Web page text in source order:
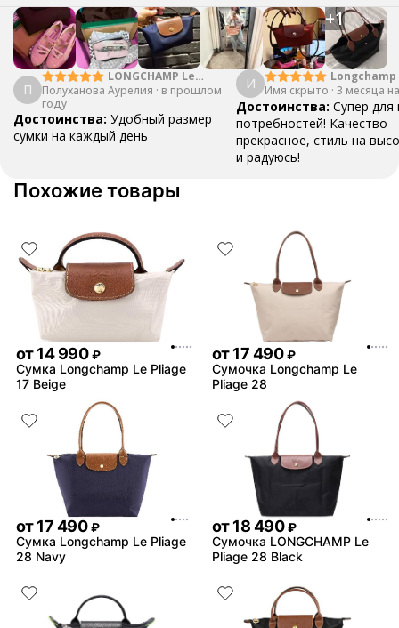
+1
П
LONGCHAMP Le
Pliage Green 23
Полуханова Аурелия · в прошлом
году
Достоинства: Удобный размер
сумки на каждый день
И
Имя скрыто · 3 месяца
Достоинства: Супер для
потребностей! Качество
прекрасное, стиль на
и радуюсь!
Похожие товары
от14 990 ₽
Сумка Longchamp Le Pliage
17 Beige
от17 490 ₽
Сумочка Longchamp Le
Pliage 28
от17 490 ₽
Сумка Longchamp Le Pliage
28 Navy
от18 490 ₽
Сумочка LONGCHAMP Le
Pliage 28 Black